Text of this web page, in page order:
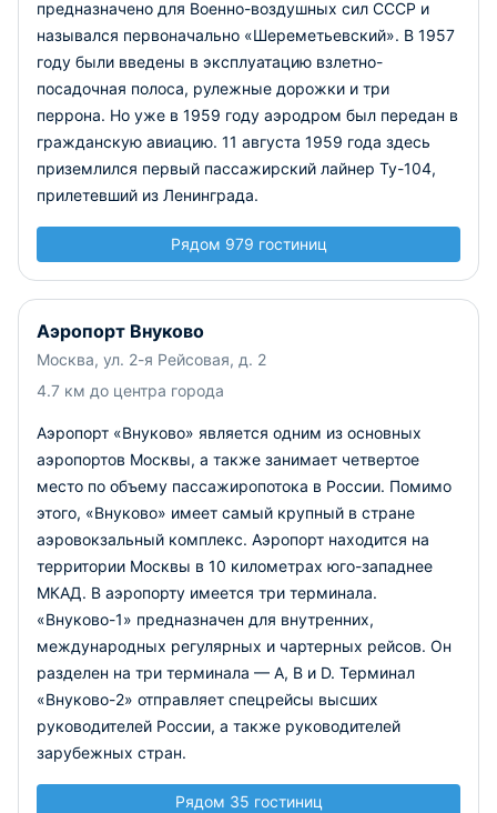
предназначено для Военно-воздушных сил СССР и
назывался первоначально «Шереметьевский». В 1957
году были введены в эксплуатацию взлетно-
посадочная полоса, рулежные дорожки и три
перрона. Но уже в 1959 году аэродром был передан в
гражданскую авиацию. 11 августа 1959 года здесь
приземлился первый пассажирский лайнер Ту-104,
прилетевший из Ленинграда.
Рядом 979 гостиниц
Аэропорт Внуково
Москва, ул. 2-я Рейсовая, д. 2
4.7 км до центра города
Аэропорт «Внуково» является одним из основных
аэропортов Москвы, а также занимает четвертое
место по объему пассажиропотока в России. Помимо
этого, «Внуково» имеет самый крупный в стране
аэровокзальный комплекс. Аэропорт находится на
территории Москвы в 10 километрах юго-западнее
МКАД. В аэропорту имеется три терминала.
«Внуково-1» предназначен для внутренних,
международных регулярных и чартерных рейсов. Он
разделен на три терминала — А, В и D. Терминал
«Внуково-2» отправляет спецрейсы высших
руководителей России, а также руководителей
зарубежных стран.
Рядом 35 гостиниц